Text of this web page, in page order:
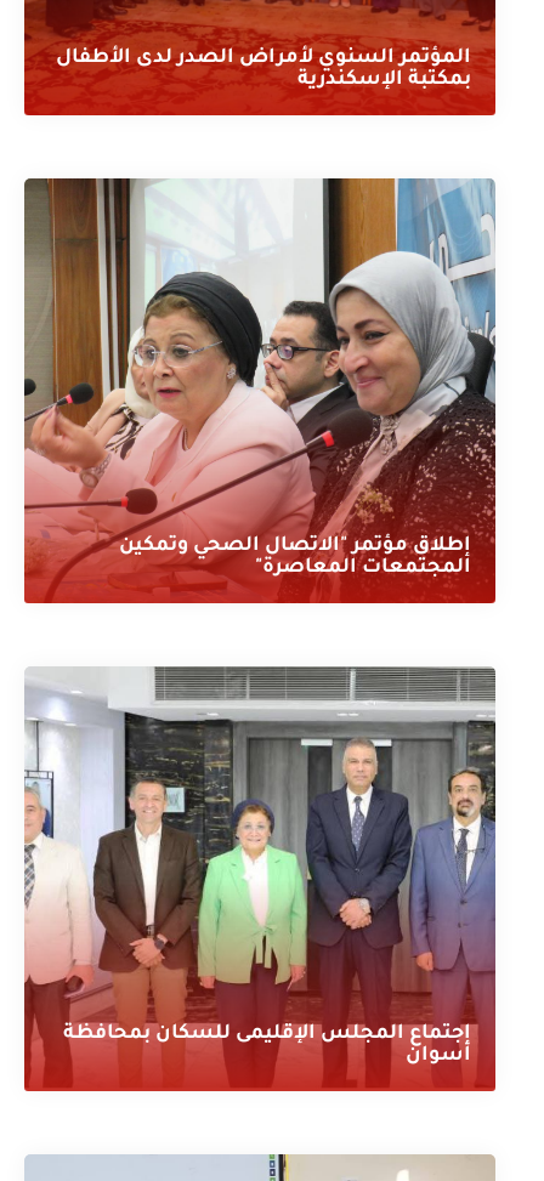
المؤتمر السنوي لأمراض الصدر لدى الأطفال
بمكتبة الإسكندرية
إطلاق مؤتمر "الاتصال الصحي وتمكين
المجتمعات المعاصرة"
إجتماع المجلس الإقليمى للسكان بمحافظة
أسوان